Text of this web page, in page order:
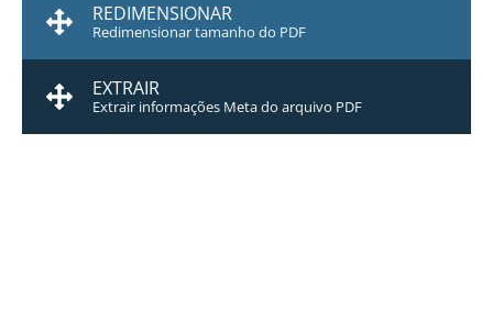
REDIMENSIONAR
Redimensionar tamanho do PDF
EXTRAIR
Extrair informações Meta do arquivo PDF